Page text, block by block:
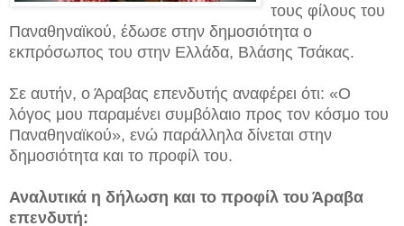
τους φίλους του
Παναθηναϊκού, έδωσε στην δημοσιότητα ο
εκπρόσωπος του στην Ελλάδα, Βλάσης Τσάκας.
Σε αυτήν, ο Άραβας επενδυτής αναφέρει ότι: «Ο
λόγος μου παραμένει συμβόλαιο προς τον κόσμο του
Παναθηναϊκού», ενώ παράλληλα δίνεται στην
δημοσιότητα και το προφίλ του.
Αναλυτικά η δήλωση και το προφίλ του Άραβα
επενδυτή: